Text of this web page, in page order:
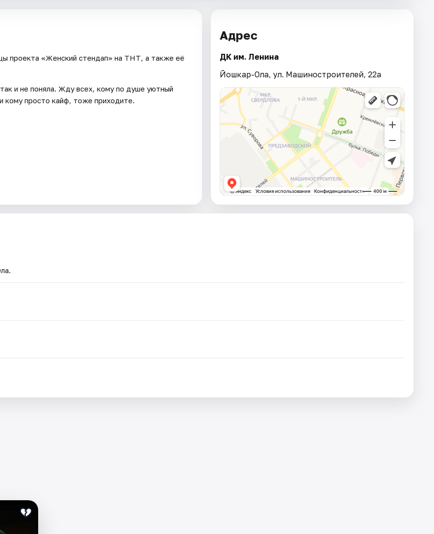
проекта «Женский стендап» на ТНТ, а также её
и не поняла. Жду всех, кому по душе уютный
кому просто кайф, тоже приходите.
Адрес
ДК им. Ленина
Йошкар-Ола, ул. Машиностроителей, 22а